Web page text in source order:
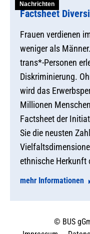
Nachrichten
Factsheet
Frauen verdienen
weniger als
trans*-Personen
Diskriminierung.
wird das
Millionen
Factsheet der
Sie die neusten
ethnische Herkunft
mehr Informationen
© BUS